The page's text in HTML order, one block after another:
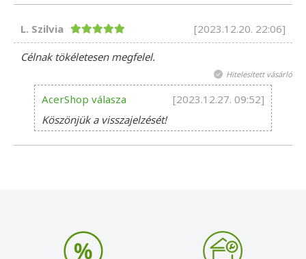
L. Szilvia [2023.12.20. 22:06]
Célnak tökéletesen megfelel.
Hitelesített vásárló
AcerShop válasza
[2023.12.27. 09:52]
Köszönjük a visszajelzését!